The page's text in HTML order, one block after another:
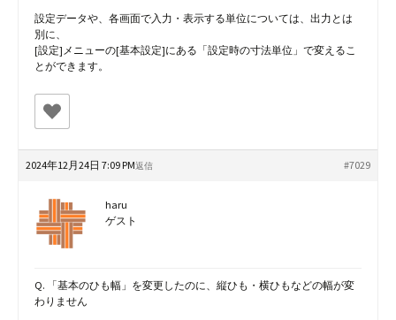
設定データや、各画面で入力・表示する単位については、出力とは
別に、
[設定]メニューの[基本設定]にある「設定時の寸法単位」で変えるこ
とができます。
2024年12月24日 7:09 PM #7029
返信
haru
ゲスト
Q. 「基本のひも幅」を変更したのに、縦ひも・横ひもなどの幅が変
わりません